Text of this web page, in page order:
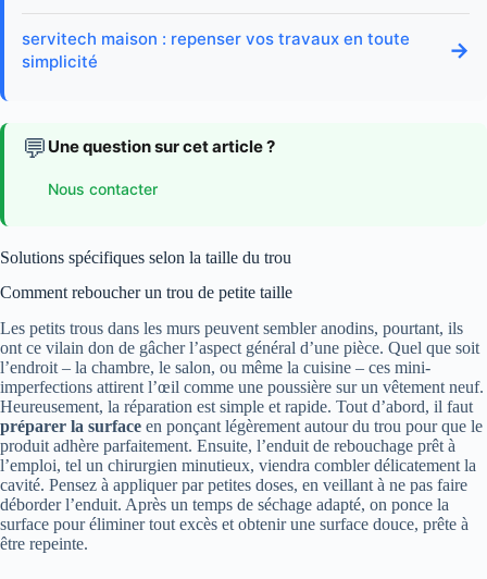
servitech maison : repenser vos travaux en toute
simplicité
→
💬 Une question sur cet article ?
Nous contacter
Solutions spécifiques selon la taille du trou
Comment reboucher un trou de petite taille
Les petits trous dans les murs peuvent sembler anodins, pourtant, ils
ont ce vilain don de gâcher l’aspect général d’une pièce. Quel que soit
l’endroit – la chambre, le salon, ou même la cuisine – ces mini-
imperfections attirent l’œil comme une poussière sur un vêtement neuf.
Heureusement, la réparation est simple et rapide. Tout d’abord, il faut
préparer la surface en ponçant légèrement autour du trou pour que le
produit adhère parfaitement. Ensuite, l’enduit de rebouchage prêt à
l’emploi, tel un chirurgien minutieux, viendra combler délicatement la
cavité. Pensez à appliquer par petites doses, en veillant à ne pas faire
déborder l’enduit. Après un temps de séchage adapté, on ponce la
surface pour éliminer tout excès et obtenir une surface douce, prête à
être repeinte.